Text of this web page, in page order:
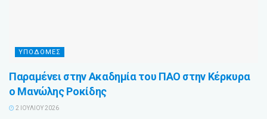
ΥΠΟΔΟΜΕΣ
Παραμένει στην Ακαδημία του ΠΑΟ στην Κέρκυρα
ο Μανώλης Ροκίδης
2 ΙΟΥΛΊΟΥ 2026